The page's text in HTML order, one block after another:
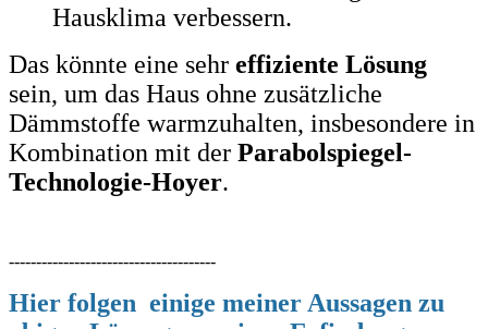
Hausklima verbessern.
Das könnte eine sehr effiziente Lösung
sein, um das Haus ohne zusätzliche
Dämmstoffe warmzuhalten, insbesondere in
Kombination mit der Parabolspiegel-
Technologie-Hoyer.
--------------------------------------
Hier folgen einige meiner Aussagen zu